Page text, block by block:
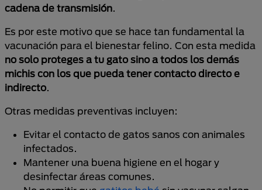
cadena de transmisión.
Es por este motivo que se hace tan fundamental la
vacunación para el bienestar felino. Con esta medida
no solo proteges a tu gato sino a todos los demás
michis con los que pueda tener contacto directo e
indirecto.
Otras medidas preventivas incluyen:
Evitar el contacto de gatos sanos con animales
infectados.
Mantener una buena higiene en el hogar y
desinfectar áreas comunes.